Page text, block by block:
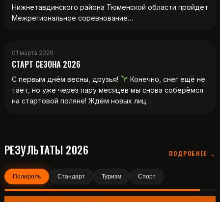
Нижнетавдинского района Тюменской области пройдет
Межрегиональное соревнование…
01 марта 2026
СТАРТ СЕЗОНА 2026
С первым днём весны, друзья!
Конечно, снег ещё не
тает, но уже через пару месяцев мы снова соберёмся
на стартовой поляне! Ждём новых лиц…
РЕЗУЛЬТАТЫ 2026 ПОДРОБНЕЕ →
Полироль Стандарт Туризм Спорт